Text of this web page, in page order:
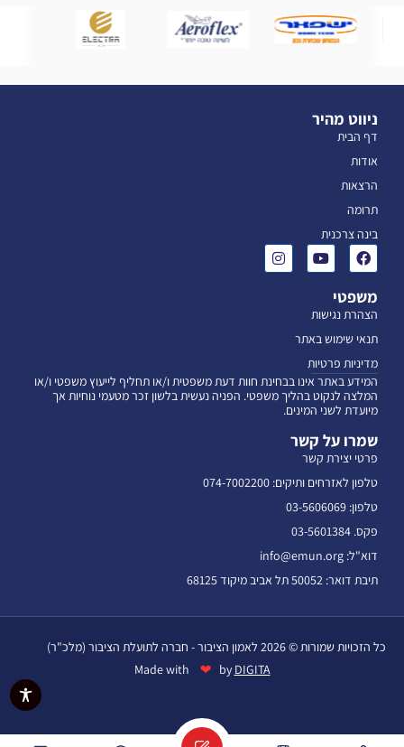
ניווט מהיר
דף הבית
אודות
הרצאות
תרומה
בינה צרכנית
משפטי
הצהרת נגישות
תנאי שימוש באתר
מדיניות פרטיות
המידע באתר אינו בבחינת חוות דעת משפטית ו/או תחליף לייעוץ משפטי ו/או
המלצה לנקוט בהליך משפטי. הפניה נעשית בלשון זכר מטעמי נוחיות אך
מיועדת לשני המינים.
שמרו על קשר
פרטי יצירת קשר
טלפון לאזרחים ותיקים: 074-7002200
טלפון: 03-5606069
פקס. 03-5601384
דוא"ל: info@emun.org
תיבת דואר: 50052 תל אביב מיקוד 68125
כל הזכויות שמורות © 2026 לאמון הציבור - חברה לתועלת הציבור (מלכ"ר)
Made with
❤ by DIGITA